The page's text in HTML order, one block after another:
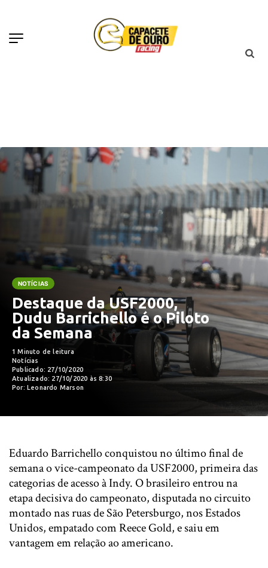
NOTÍCIAS
Destaque da USF2000,
Dudu Barrichello é o Piloto
da Semana
1 Minuto de leitura
Notícias
Publicado: 27/10/2020
Atualizado: 27/10/2020 às 8:30
Por: Leonardo Marson
Eduardo Barrichello conquistou no último final de
semana o vice-campeonato da USF2000, primeira das
categorias de acesso à Indy. O brasileiro entrou na
etapa decisiva do campeonato, disputada no circuito
montado nas ruas de São Petersburgo, nos Estados
Unidos, empatado com Reece Gold, e saiu em
vantagem em relação ao americano.